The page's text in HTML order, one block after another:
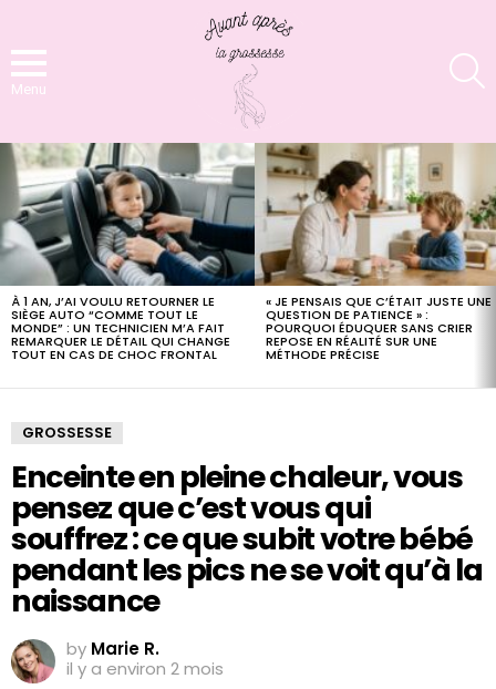
Menu
LATEST
STORIES
À 1 AN, J’AI VOULU RETOURNER LE
SIÈGE AUTO “COMME TOUT LE
MONDE” : UN TECHNICIEN M’A FAIT
REMARQUER LE DÉTAIL QUI CHANGE
TOUT EN CAS DE CHOC FRONTAL
« JE PENSAIS QUE C’ÉTAIT JUSTE UNE
QUESTION DE PATIENCE » :
POURQUOI ÉDUQUER SANS CRIER
REPOSE EN RÉALITÉ SUR UNE
MÉTHODE PRÉCISE
GROSSESSE
Enceinte en pleine chaleur, vous
pensez que c’est vous qui
souffrez : ce que subit votre bébé
pendant les pics ne se voit qu’à la
naissance
by Marie R.
il y a environ 2 mois